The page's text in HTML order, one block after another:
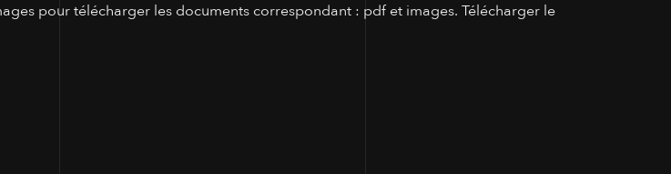
pour télécharger les documents correspondant : pdf et images. Télécharger le